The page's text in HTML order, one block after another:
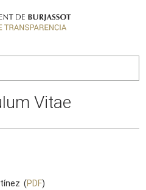
Vitae
(PDF)